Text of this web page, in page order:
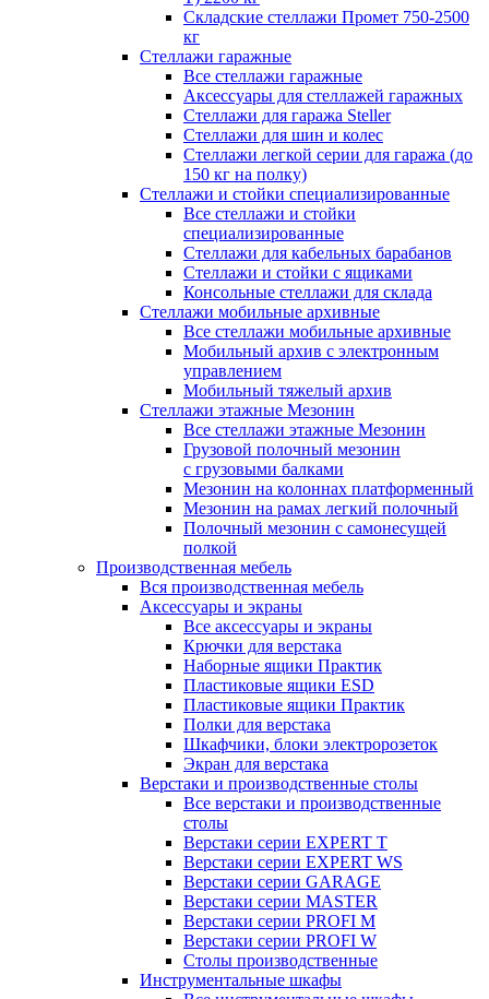
Складские стеллажи Промет 750-2500
кг
Стеллажи гаражные
Все стеллажи гаражные
Аксессуары для стеллажей гаражных
Стеллажи для гаража Steller
Стеллажи для шин и колес
Стеллажи легкой серии для гаража (до
150 кг на полку)
Стеллажи и стойки специализированные
Все стеллажи и стойки
специализированные
Стеллажи для кабельных барабанов
Стеллажи и стойки с ящиками
Консольные стеллажи для склада
Стеллажи мобильные архивные
Все стеллажи мобильные архивные
Мобильный архив с электронным
управлением
Мобильный тяжелый архив
Стеллажи этажные Мезонин
Все стеллажи этажные Мезонин
Грузовой полочный мезонин
с грузовыми балками
Мезонин на колоннах платформенный
Мезонин на рамах легкий полочный
Полочный мезонин с самонесущей
полкой
Производственная мебель
Вся производственная мебель
Аксессуары и экраны
Все аксессуары и экраны
Крючки для верстака
Наборные ящики Практик
Пластиковые ящики ESD
Пластиковые ящики Практик
Полки для верстака
Шкафчики, блоки электророзеток
Экран для верстака
Верстаки и производственные столы
Все верстаки и производственные
столы
Верстаки серии EXPERT T
Верстаки серии EXPERT WS
Верстаки серии GARAGE
Верстаки серии MASTER
Верстаки серии PROFI M
Верстаки серии PROFI W
Столы производственные
Инструментальные шкафы